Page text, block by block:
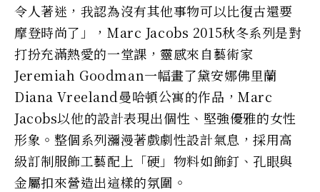
令人著迷，我認為沒有其他事物可以比復古還要
摩登時尚了」，Marc Jacobs 2015秋冬系列是對
打扮充滿熱愛的一堂課，靈感來自藝術家
Jeremiah Goodman一幅畫了黛安娜佛里蘭
Diana Vreeland曼哈頓公寓的作品，Marc
Jacobs以他的設計表現出個性、堅強優雅的女性
形象。整個系列瀰漫著戲劇性設計氣息，採用高
級訂制服飾工藝配上「硬」物料如飾釘、孔眼與
金屬扣來營造出這樣的氛圍。